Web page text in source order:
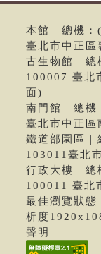
本館 | 總機
臺北市中正
古生物館 | 總
100007 臺北
面)
南門館 | 總
臺北市中正區
鐵道部園區 |
103011臺北
行政大樓 | 總
100011 臺北
最佳瀏覽狀
析度
聲明